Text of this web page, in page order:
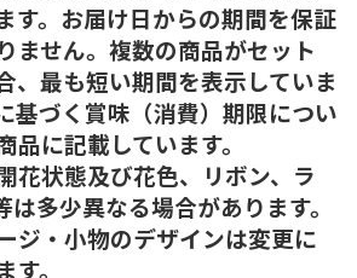
す。お届け日からの期間を保証
ません。複数の商品がセット
、最も短い期間を表示していま
基づく賞味（消費）期限につい
品に記載しています。
花状態及び花色、リボン、ラ
多少異なる場合があります。
ジ・小物のデザインは変更に
。